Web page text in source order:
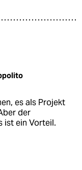
es als Projekt
der
ist ein Vorteil.